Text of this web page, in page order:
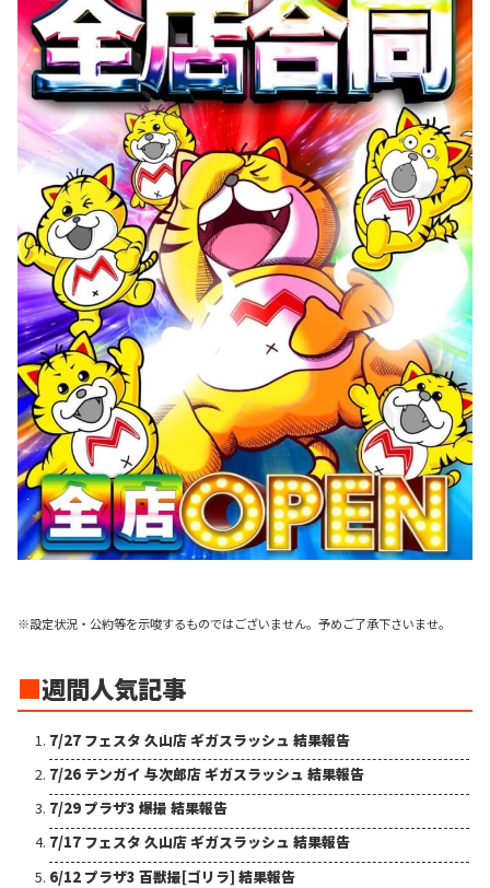
※設定状況・公約等を示唆するものではございません。予めご了承下さいませ。
■週間人気記事
7/27 フェスタ 久山店 ギガスラッシュ 結果報告
7/26 テンガイ 与次郎店 ギガスラッシュ 結果報告
7/29 プラザ3 爆撮 結果報告
7/17 フェスタ 久山店 ギガスラッシュ 結果報告
6/12 プラザ3 百獣撮[ゴリラ] 結果報告